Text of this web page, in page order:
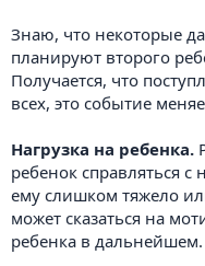
Знаю, что некоторые
планируют второго
Получается, что
всех, это событие
Нагрузка на ребенка.
ребенок справляться с
ему слишком тяжело
может сказаться на
ребенка в дальнейшем.